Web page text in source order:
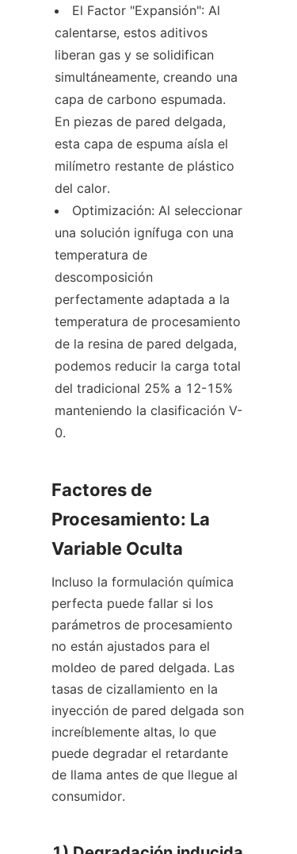
El Factor "Expansión": Al
calentarse, estos aditivos
liberan gas y se solidifican
simultáneamente, creando una
capa de carbono espumada.
En piezas de pared delgada,
esta capa de espuma aísla el
milímetro restante de plástico
del calor.
Optimización: Al seleccionar
una solución ignífuga con una
temperatura de
descomposición
perfectamente adaptada a la
temperatura de procesamiento
de la resina de pared delgada,
podemos reducir la carga total
del tradicional 25% a 12-15%
manteniendo la clasificación V-
0.
Factores de
Procesamiento: La
Variable Oculta
Incluso la formulación química
perfecta puede fallar si los
parámetros de procesamiento
no están ajustados para el
moldeo de pared delgada. Las
tasas de cizallamiento en la
inyección de pared delgada son
increíblemente altas, lo que
puede degradar el retardante
de llama antes de que llegue al
consumidor.